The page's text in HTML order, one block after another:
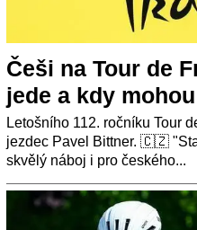
Češi na Tour de
jede a kdy
Letošního 112. ročníku Tour
jezdec Pavel Bittner. 🇨🇿
skvělý náboj i pro českého...